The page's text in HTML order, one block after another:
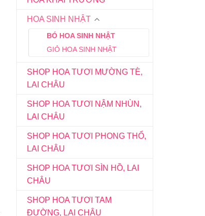
HOA SINH NHẬT
BÓ HOA SINH NHẬT
GIỎ HOA SINH NHẬT
SHOP HOA TƯƠI MƯỜNG TÈ,
LAI CHÂU
SHOP HOA TƯƠI NẬM NHÙN,
LAI CHÂU
SHOP HOA TƯƠI PHONG THỔ,
LAI CHÂU
SHOP HOA TƯƠI SÌN HỒ, LAI
CHÂU
SHOP HOA TƯƠI TAM
ĐƯỜNG, LAI CHÂU